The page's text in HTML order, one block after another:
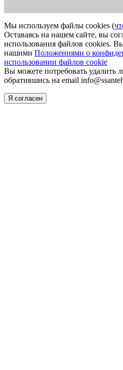
Мы используем файлы cookies (
Оставаясь на нашем сайте, вы
использования файлов cookies.
нашими Положениями о
использовании файлов cookie
Вы можете потребовать удалить
обратившись на email
Я согласен